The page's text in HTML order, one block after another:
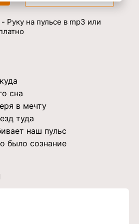
Руку на пульсе в mp3 или
сна
в мечту
туда
наш пульс
было сознание